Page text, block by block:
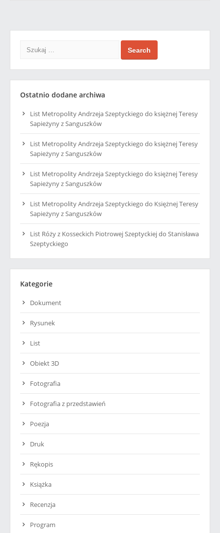
Search
Ostatnio dodane archiwa
List Metropolity Andrzeja Szeptyckiego do księżnej Teresy
Sapieżyny z Sanguszków
List Metropolity Andrzeja Szeptyckiego do księżnej Teresy
Sapieżyny z Sanguszków
List Metropolity Andrzeja Szeptyckiego do księżnej Teresy
Sapieżyny z Sanguszków
List Metropolity Andrzeja Szeptyckiego do Księżnej Teresy
Sapieżyny z Sanguszków
List Róży z Kosseckich Piotrowej Szeptyckiej do Stanisława
Szeptyckiego
Kategorie
Dokument
Rysunek
List
Obiekt 3D
Fotografia
Fotografia z przedstawień
Poezja
Druk
Rękopis
Książka
Recenzja
Program